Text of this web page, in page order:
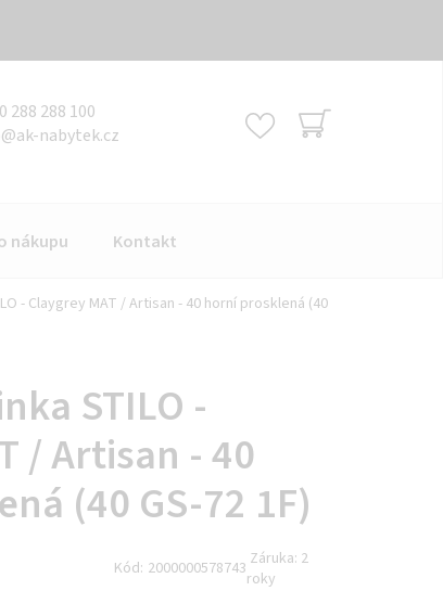
@ak-nabytek.cz
288 288 100
nákupu Kontakt
- Claygrey MAT / Artisan - 40 horní prosklená (40
STILO -
/ Artisan - 40
(40 GS-72 1F)
Kód: 2000000578743 Záruka: 2
roky